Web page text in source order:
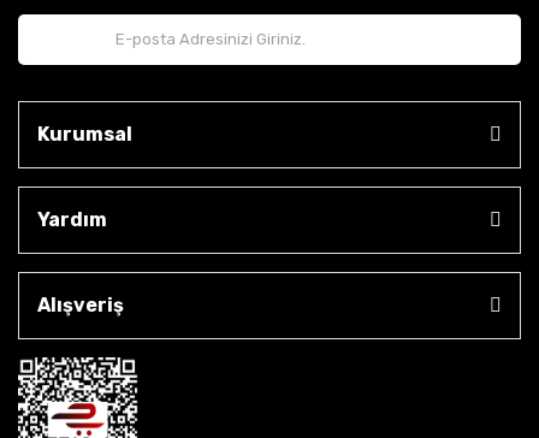
Kurumsal
Yardım
Alışveriş